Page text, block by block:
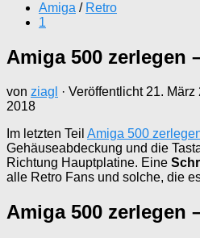
Amiga / Retro
1
Amiga 500 zerlegen
von ziagl · Veröffentlicht 21. März
2018
Im letzten Teil Amiga 500
Gehäuseabdeckung und die
Richtung Hauptplatine. Eine
alle Retro Fans und solche, die
Amiga 500 zerlegen